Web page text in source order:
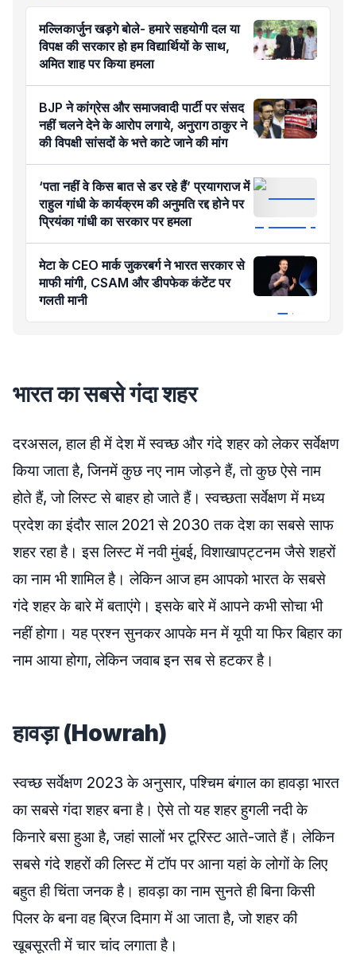
मल्लिकार्जुन खड़गे बोले- हमारे सहयोगी दल या
विपक्ष की सरकार हो हम विद्यार्थियों के साथ,
अमित शाह पर किया हमला
BJP ने कांग्रेस और समाजवादी पार्टी पर संसद
नहीं चलने देने के आरोप लगाये, अनुराग ठाकुर ने
की विपक्षी सांसदों के भत्ते काटे जाने की मांग
‘पता नहीं वे किस बात से डर रहे हैं’ प्रयागराज में
राहुल गांधी के कार्यक्रम की अनुमति रद्द होने पर
प्रियंका गांधी का सरकार पर हमला
मेटा के CEO मार्क जुकरबर्ग ने भारत सरकार से
माफी मांगी, CSAM और डीपफेक कंटेंट पर
गलती मानी
भारत का सबसे गंदा शहर
दरअसल, हाल ही में देश में स्वच्छ और गंदे शहर को लेकर सर्वेक्षण
किया जाता है, जिनमें कुछ नए नाम जोड़ने हैं, तो कुछ ऐसे नाम
होते हैं, जो लिस्ट से बाहर हो जाते हैं। स्वच्छता सर्वेक्षण में मध्य
प्रदेश का इंदौर साल 2021 से 2030 तक देश का सबसे साफ
शहर रहा है। इस लिस्ट में नवी मुंबई, विशाखापट्टनम जैसे शहरों
का नाम भी शामिल है। लेकिन आज हम आपको भारत के सबसे
गंदे शहर के बारे में बताएंगे। इसके बारे में आपने कभी सोचा भी
नहीं होगा। यह प्रश्न सुनकर आपके मन में यूपी या फिर बिहार का
नाम आया होगा, लेकिन जवाब इन सब से हटकर है।
हावड़ा (Howrah)
स्वच्छ सर्वेक्षण 2023 के अनुसार, पश्चिम बंगाल का हावड़ा भारत
का सबसे गंदा शहर बना है। ऐसे तो यह शहर हुगली नदी के
किनारे बसा हुआ है, जहां सालों भर टूरिस्ट आते-जाते हैं। लेकिन
सबसे गंदे शहरों की लिस्ट में टॉप पर आना यहां के लोगों के लिए
बहुत ही चिंता जनक है। हावड़ा का नाम सुनते ही बिना किसी
पिलर के बना वह ब्रिज दिमाग में आ जाता है, जो शहर की
खूबसूरती में चार चांद लगाता है।